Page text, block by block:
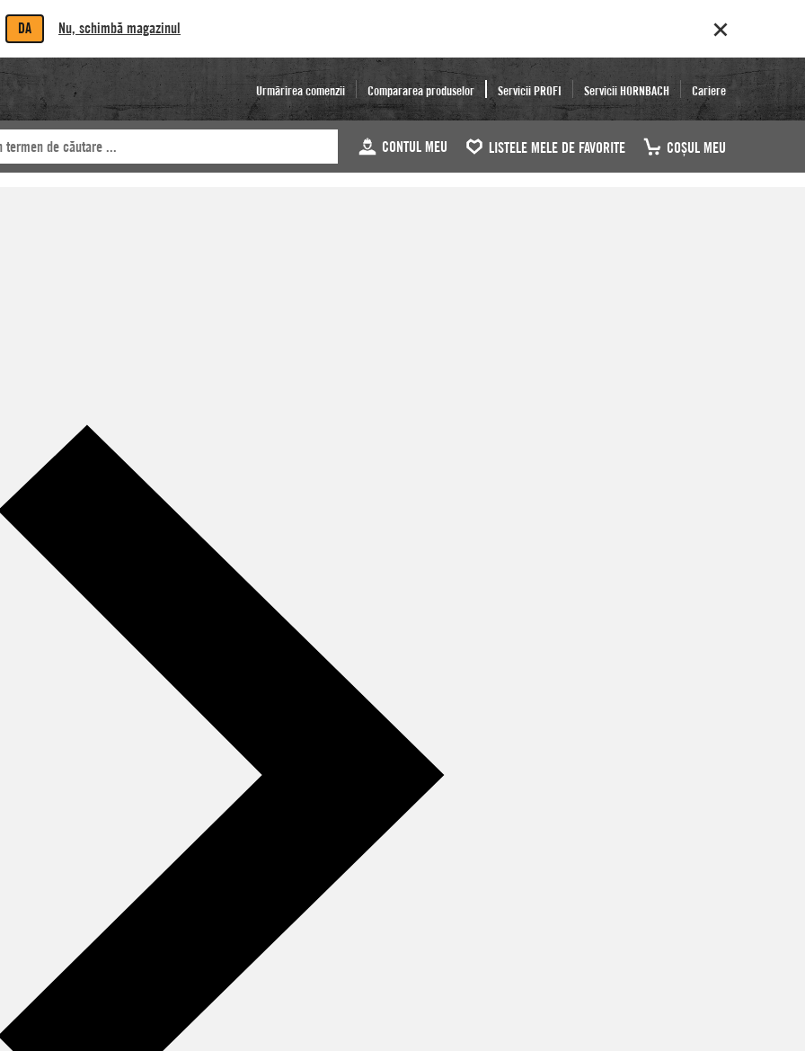
DA Nu, schimbă magazinul
Urmărirea comenzii Compararea produselor Servicii PROFI Servicii HORNBACH Cariere
CONTUL MEU LISTELE MELE DE FAVORITE COŞUL MEU